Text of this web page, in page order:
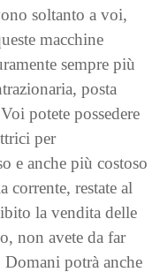
soltanto a voi,
macchine
sempre più
posta
potete possedere
per
e anche più costoso
corrente, restate al
la vendita delle
non avete da far
Domani potrà anche